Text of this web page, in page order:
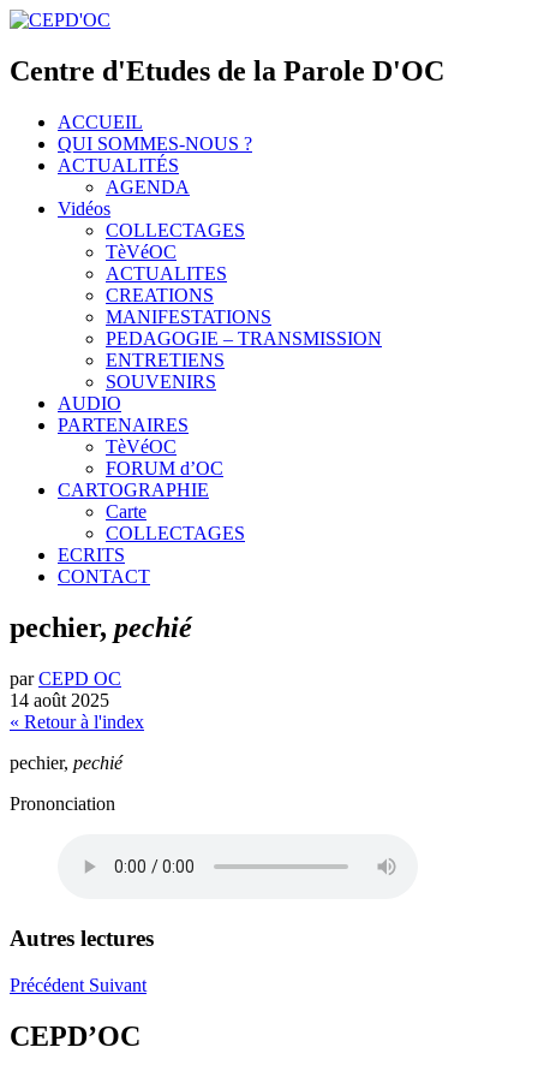
Centre d'Etudes de la Parole D'OC
ACCUEIL
QUI SOMMES-NOUS ?
ACTUALITÉS
AGENDA
Vidéos
COLLECTAGES
TèVéOC
ACTUALITES
CREATIONS
MANIFESTATIONS
PEDAGOGIE – TRANSMISSION
ENTRETIENS
SOUVENIRS
AUDIO
PARTENAIRES
TèVéOC
FORUM d’OC
CARTOGRAPHIE
Carte
COLLECTAGES
ECRITS
CONTACT
pechier, pechié
parCEPD OC
14 août 2025
« Retour à l'index
pechier, pechié
Prononciation
Autres lectures
Précédent Suivant
CEPD’OC